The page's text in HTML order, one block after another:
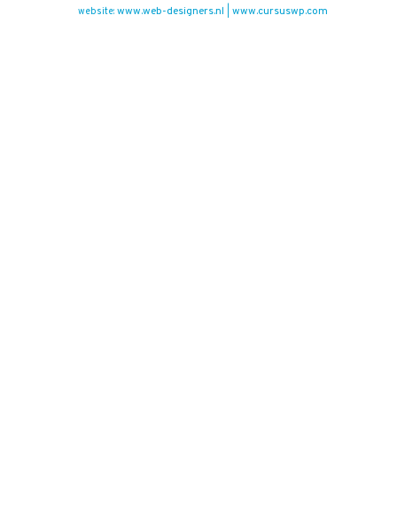
website: www.web-designers.nl www.cursuswp.com